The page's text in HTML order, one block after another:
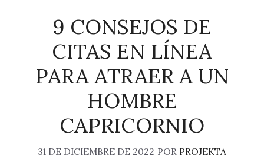
9 CONSEJOS DE
CITAS EN LÍNEA
PARA ATRAER A UN
HOMBRE
CAPRICORNIO
31 DE DICIEMBRE DE 2022 POR PROJEKTA